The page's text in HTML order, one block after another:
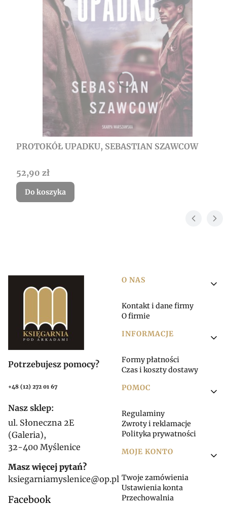
PROTOKÓŁ UPADKU, SEBASTIAN SZAWCOW
Cena
52,90 zł
Do koszyka
Potrzebujesz pomocy?
+48 (12) 272 01 67
Nasz sklep:
ul. Słoneczna 2E
(Galeria),
32-400 Myślenice
Masz więcej pytań?
ksiegarniamyslenice@op.pl
Facebook
Linki w stopce
O NAS
Kontakt i dane firmy
O firmie
INFORMACJE
Formy płatności
Czas i koszty dostawy
POMOC
Regulaminy
Zwroty i reklamacje
Polityka prywatności
MOJE KONTO
Twoje zamówienia
Ustawienia konta
Przechowalnia